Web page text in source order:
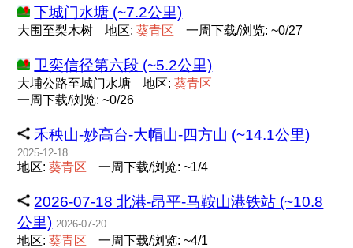
下城门水塘 (~7.2公里)
大围至梨木树 地区:葵青区 一周下载/浏览: ~0/27
卫奕信径第六段 (~5.2公里)
大埔公路至城门水塘 地区:葵青区
一周下载/浏览: ~0/26
禾秧山-妙高台-大帽山-四方山 (~14.1公里)
2025-12-18
地区:葵青区 一周下载/浏览: ~1/4
2026-07-18 北港-昂平-马鞍山港铁站 (~10.8
公里) 2026-07-20
地区:葵青区 一周下载/浏览: ~4/1